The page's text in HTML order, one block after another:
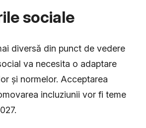
sociale
diversă din punct de vedere
va necesita o adaptare
și normelor. Acceptarea
incluziunii vor fi teme